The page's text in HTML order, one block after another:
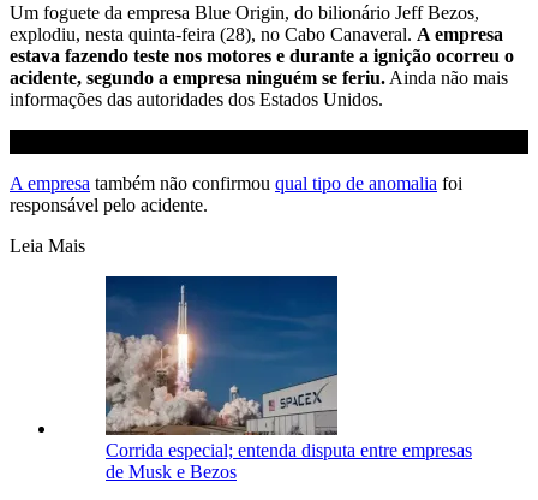
Um foguete da empresa Blue Origin, do bilionário Jeff Bezos,
explodiu, nesta quinta-feira (28), no Cabo Canaveral. A empresa
estava fazendo teste nos motores e durante a ignição ocorreu o
acidente, segundo a empresa ninguém se feriu. Ainda não mais
informações das autoridades dos Estados Unidos.
A empresa também não confirmou qual tipo de anomalia foi
responsável pelo acidente.
Leia Mais
Corrida especial; entenda disputa entre empresas
de Musk e Bezos